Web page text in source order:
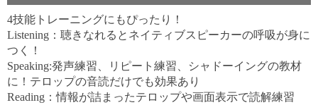
4技能トレーニングにもぴったり！
Listening：聴きなれるとネイティブスピーカーの呼吸が身に
つく！
Speaking:発声練習、リピート練習、シャドーイングの教材
に！テロップの音読だけでも効果あり
Reading：情報が詰まったテロップや画面表示で読解練習